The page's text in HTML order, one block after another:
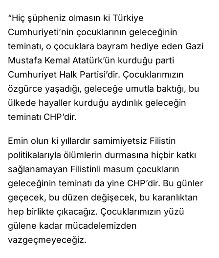
“Hiç şüpheniz olmasın ki Türkiye
Cumhuriyeti’nin çocuklarının geleceğinin
teminatı, o çocuklara bayram hediye eden Gazi
Mustafa Kemal Atatürk’ün kurduğu parti
Cumhuriyet Halk Partisi’dir. Çocuklarımızın
özgürce yaşadığı, geleceğe umutla baktığı, bu
ülkede hayaller kurduğu aydınlık geleceğin
teminatı CHP’dir.
Emin olun ki yıllardır samimiyetsiz Filistin
politikalarıyla ölümlerin durmasına hiçbir katkı
sağlanamayan Filistinli masum çocukların
geleceğinin teminatı da yine CHP’dir. Bu günler
geçecek, bu düzen değişecek, bu karanlıktan
hep birlikte çıkacağız. Çocuklarımızın yüzü
gülene kadar mücadelemizden
vazgeçmeyeceğiz.